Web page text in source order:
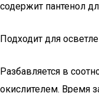
содержит пантенол
Подходит для
Разбавляется в
окислителем. Время